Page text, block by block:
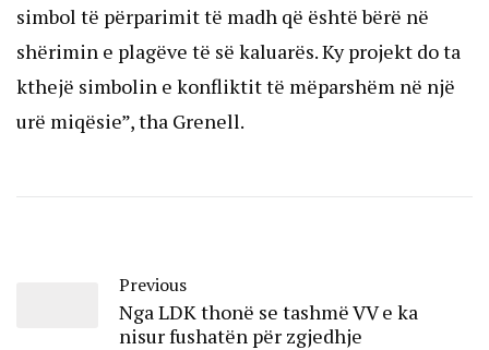
simbol të përparimit të madh që është bërë në
shërimin e plagëve të së kaluarës. Ky projekt do ta
kthejë simbolin e konfliktit të mëparshëm në një
urë miqësie”, tha Grenell.
Previous
Nga LDK thonë se tashmë VV e ka
nisur fushatën për zgjedhje